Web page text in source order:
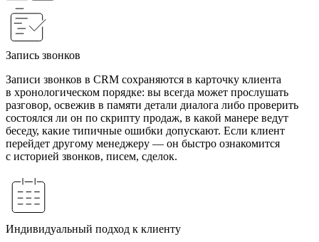
Запись звонков
Записи звонков в CRM сохраняются в карточку клиента
в хронологическом порядке: вы всегда может прослушать
разговор, освежив в памяти детали диалога либо проверить
состоялся ли он по скрипту продаж, в какой манере ведут
беседу, какие типичные ошибки допускают. Если клиент
перейдет другому менеджеру — он быстро ознакомится
с историей звонков, писем, сделок.
Индивидуальный подход к клиенту